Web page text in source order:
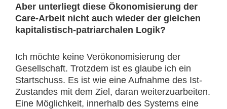
Aber unterliegt diese Ökonomisierung der
Care-Arbeit nicht auch wieder der gleichen
kapitalistisch-patriarchalen Logik?
Ich möchte keine Verökonomisierung der
Gesellschaft. Trotzdem ist es glaube ich ein
Startschuss. Es ist wie eine Aufnahme des Ist-
Zustandes mit dem Ziel, daran weiterzuarbeiten.
Eine Möglichkeit, innerhalb des Systems eine